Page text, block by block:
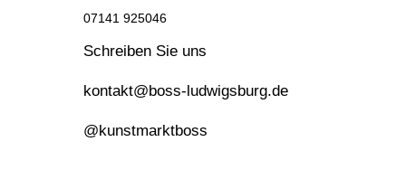
07141 925046
Schreiben Sie uns
kontakt@boss-ludwigsburg.de
@kunstmarktboss